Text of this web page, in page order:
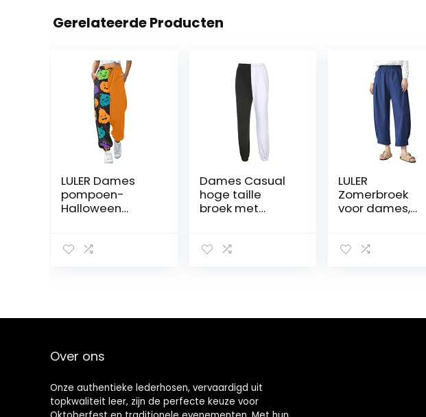
Gerelateerde Producten
LULER Dames
pompoen-
Halloween
print casual
dames stretch
Dames Casual
hoge taille
broek met
elastische
LULER
Zomerbroek
voor dames,
lange broek met
Over ons
Onze authentieke lederhosen, vervaardigd uit
topkwaliteit leer, zijn de perfecte keuze voor